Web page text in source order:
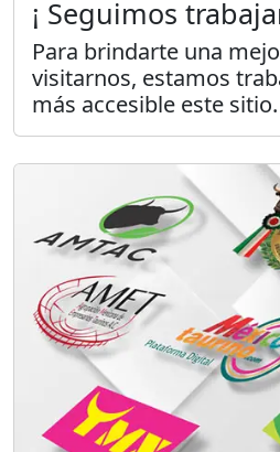
¡ Seguimos
Para brindarte una
visitarnos, estamos
más accesible este sitio.